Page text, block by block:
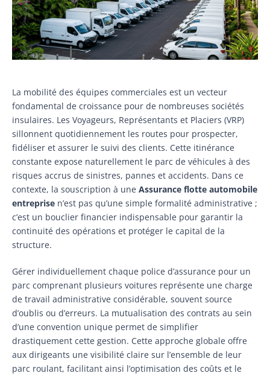
La mobilité des équipes commerciales est un vecteur
fondamental de croissance pour de nombreuses sociétés
insulaires. Les Voyageurs, Représentants et Placiers (VRP)
sillonnent quotidiennement les routes pour prospecter,
fidéliser et assurer le suivi des clients. Cette itinérance
constante expose naturellement le parc de véhicules à des
risques accrus de sinistres, pannes et accidents. Dans ce
contexte, la souscription à une Assurance flotte automobile
entreprise n’est pas qu’une simple formalité administrative ;
c’est un bouclier financier indispensable pour garantir la
continuité des opérations et protéger le capital de la
structure.
Gérer individuellement chaque police d’assurance pour un
parc comprenant plusieurs voitures représente une charge
de travail administrative considérable, souvent source
d’oublis ou d’erreurs. La mutualisation des contrats au sein
d’une convention unique permet de simplifier
drastiquement cette gestion. Cette approche globale offre
aux dirigeants une visibilité claire sur l’ensemble de leur
parc roulant, facilitant ainsi l’optimisation des coûts et le